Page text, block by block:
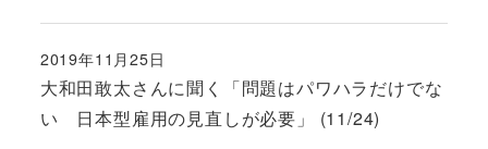
大和田敢太さんに聞く「問題はパワハラだけでな
い 日本型雇用の見直しが必要」 (11/24)
投稿日
2019年11月25日